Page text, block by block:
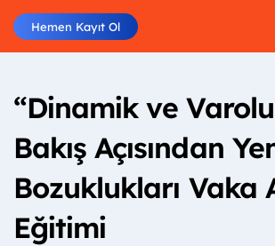
Hemen Kayıt Ol
“Dinamik ve
Bakış Açısından
Bozuklukları Vaka
Eğitimi